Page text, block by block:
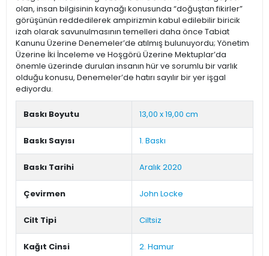
olan, insan bilgisinin kaynağı konusunda “doğuştan fikirler”
görüşünün reddedilerek ampirizmin kabul edilebilir biricik
izah olarak savunulmasının temelleri daha önce Tabiat
Kanunu Üzerine Denemeler’de atılmış bulunuyordu; Yönetim
Üzerine İki İnceleme ve Hoşgörü Üzerine Mektuplar’da
önemle üzerinde durulan insanın hür ve sorumlu bir varlık
olduğu konusu, Denemeler’de hatırı sayılır bir yer işgal
ediyordu.
Baskı Boyutu 13,00 x 19,00 cm
Baskı Sayısı 1. Baskı
Baskı Tarihi Aralık 2020
Çevirmen John Locke
Cilt Tipi Ciltsiz
Kağıt Cinsi 2. Hamur